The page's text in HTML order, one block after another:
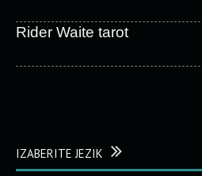
Rider Waite tarot
IZABERITE JEZIK